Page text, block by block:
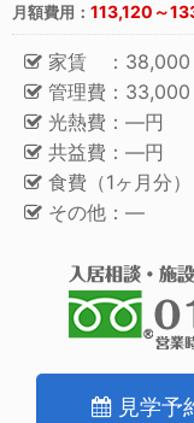
月額費用： 113,120～
家賃 ：38,000
管理費：
光熱費：―円
共益費：―円
食費（1ヶ月分
その他：―
見学予